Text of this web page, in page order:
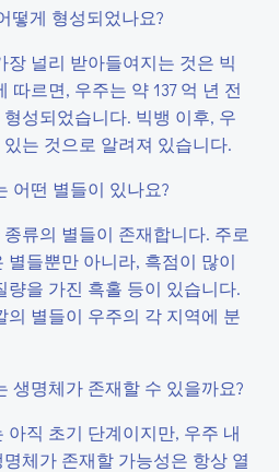
떻게 형성되었나요?
장 널리 받아들여지는 것은 빅
따르면, 우주는 약 137 억 년 전
성되었습니다. 빅뱅 이후, 우
는 것으로 알려져 있습니다.
어떤 별들이 있나요?
류의 별들이 존재합니다. 주로
별들뿐만 아니라, 흑점이 많이
량을 가진 흑홀 등이 있습니다.
의 별들이 우주의 각 지역에 분
생명체가 존재할 수 있을까요?
아직 초기 단계이지만, 우주 내
체가 존재할 가능성은 항상 열